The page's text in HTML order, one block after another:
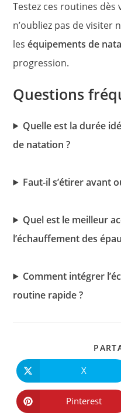
Testez ces routines dès
n’oubliez pas de
leséquipements de
progression.
Questions
Quelle est la durée
de natation ?
Faut-il s’étirer avant
Quel est le meilleur
l’échauffement des
Comment intégrer
routine rapide ?
Ouvrir
dans
une
autre
fenêtre
X
Ouvrir
dans
Pinterest